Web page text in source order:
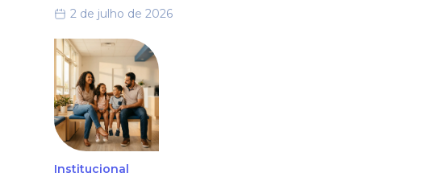
2 de julho de 2026
Institucional